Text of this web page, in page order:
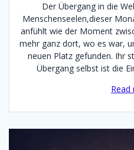
Der Übergang in die
Menschenseelen,dieser
anfühlt wie der Moment
mehr ganz dort, wo es war,
neuen Platz gefunden. Ihr
Übergang selbst ist die
Read